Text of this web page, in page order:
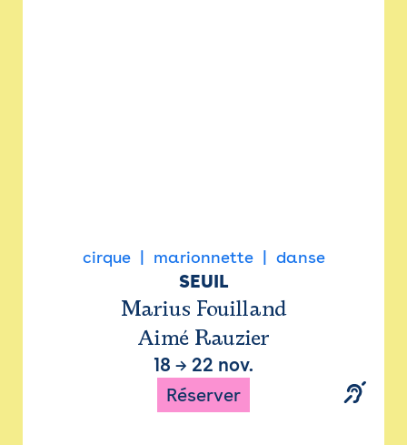
cirque marionnette danse
SEUIL
Marius Fouilland
Aimé Rauzier
18 → 22 nov.
Réserver